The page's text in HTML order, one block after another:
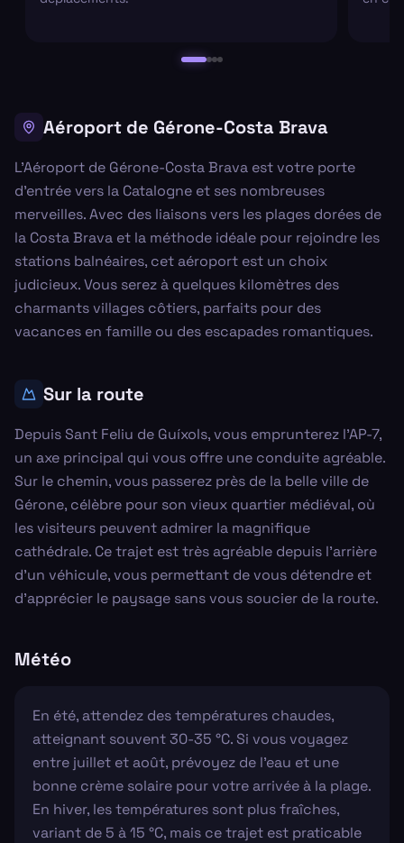
Aéroport de Gérone-Costa Brava
L'Aéroport de Gérone-Costa Brava est votre porte
d'entrée vers la Catalogne et ses nombreuses
merveilles. Avec des liaisons vers les plages dorées de
la Costa Brava et la méthode idéale pour rejoindre les
stations balnéaires, cet aéroport est un choix
judicieux. Vous serez à quelques kilomètres des
charmants villages côtiers, parfaits pour des
vacances en famille ou des escapades romantiques.
Sur la route
Depuis Sant Feliu de Guíxols, vous emprunterez l'AP-7,
un axe principal qui vous offre une conduite agréable.
Sur le chemin, vous passerez près de la belle ville de
Gérone, célèbre pour son vieux quartier médiéval, où
les visiteurs peuvent admirer la magnifique
cathédrale. Ce trajet est très agréable depuis l'arrière
d'un véhicule, vous permettant de vous détendre et
d'apprécier le paysage sans vous soucier de la route.
Météo
En été, attendez des températures chaudes,
atteignant souvent 30-35 °C. Si vous voyagez
entre juillet et août, prévoyez de l'eau et une
bonne crème solaire pour votre arrivée à la plage.
En hiver, les températures sont plus fraîches,
variant de 5 à 15 °C, mais ce trajet est praticable